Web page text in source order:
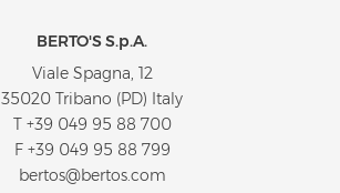
BERTO'S S.p.A.
Viale Spagna, 12
35020 Tribano (PD) Italy
T +39 049 95 88 700
F +39 049 95 88 799
bertos@bertos.com